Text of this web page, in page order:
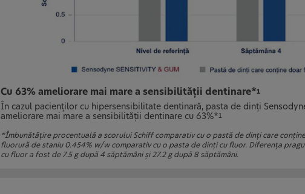
Cu 63% ameliorare mai mare a sensibilităţii dentinare*1
În cazul pacienţilor cu hipersensibilitate dentinară, pasta de dinţi
ameliorare mai mare a sensibilităţii dentinare cu 63%*1
*Îmbunătăţire procentuală a scorului Schiff comparativ cu o pastă de dinţi care
fluorură de staniu 0.454% w/w comparativ cu o pasta de dinţi cu fluor. Diferenţa
cu fluor a fost de 7.5 g după 4 săptămâni şi 27.2 g după 8 săptămâni.